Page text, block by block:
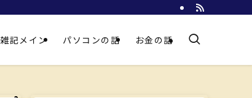
雑記メイン パソコンの話 お金の話